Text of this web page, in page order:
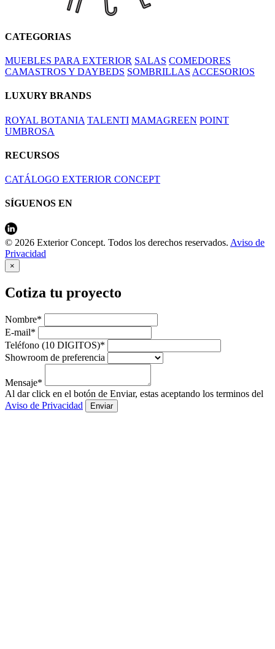
CATEGORIAS
MUEBLES PARA EXTERIOR SALAS COMEDORES
CAMASTROS Y DAYBEDS SOMBRILLAS ACCESORIOS
LUXURY BRANDS
ROYAL BOTANIA TALENTI MAMAGREEN POINT
UMBROSA
RECURSOS
CATÁLOGO EXTERIOR CONCEPT
SÍGUENOS EN
© 2026 Exterior Concept. Todos los derechos reservados. Aviso de
Privacidad
×
Cotiza tu proyecto
Nombre*
E-mail*
Teléfono (10 DIGITOS)*
Showroom de preferencia
Mensaje*
Al dar click en el botón de Enviar, estas aceptando los terminos del
Aviso de Privacidad